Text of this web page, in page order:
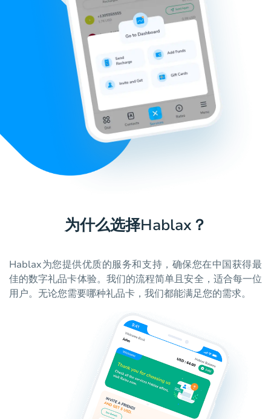
为什么选择Hablax？
Hablax为您提供优质的服务和支持，确保您在中国获得最
佳的数字礼品卡体验。我们的流程简单且安全，适合每一位
用户。无论您需要哪种礼品卡，我们都能满足您的需求。